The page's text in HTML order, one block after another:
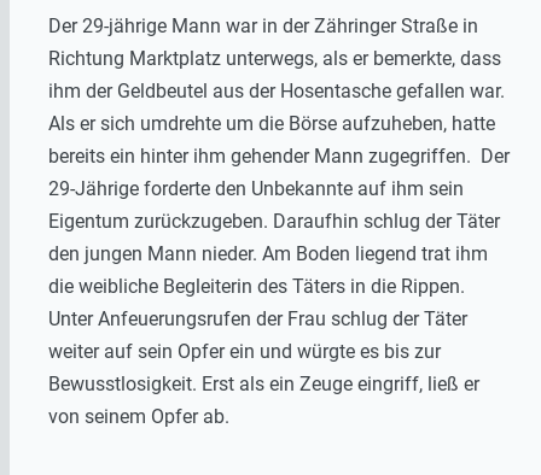
Der 29-jährige Mann war in der Zähringer Straße in
Richtung Marktplatz unterwegs, als er bemerkte, dass
ihm der Geldbeutel aus der Hosentasche gefallen war.
Als er sich umdrehte um die Börse aufzuheben, hatte
bereits ein hinter ihm gehender Mann zugegriffen. Der
29-Jährige forderte den Unbekannte auf ihm sein
Eigentum zurückzugeben. Daraufhin schlug der Täter
den jungen Mann nieder. Am Boden liegend trat ihm
die weibliche Begleiterin des Täters in die Rippen.
Unter Anfeuerungsrufen der Frau schlug der Täter
weiter auf sein Opfer ein und würgte es bis zur
Bewusstlosigkeit. Erst als ein Zeuge eingriff, ließ er
von seinem Opfer ab.